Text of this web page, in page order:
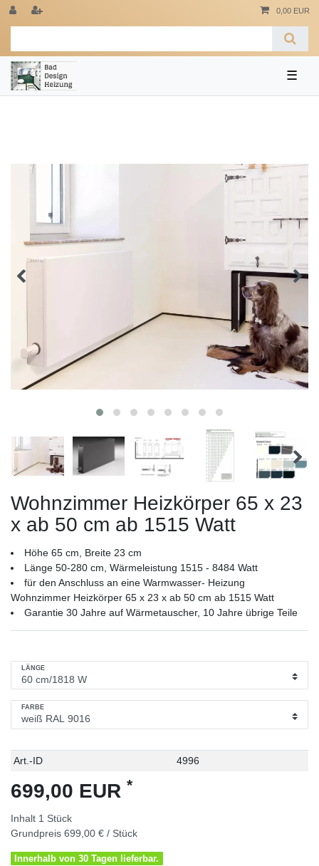
0,00 EUR
☰
Wohnzimmer Heizkörper 65 x 23
x ab 50 cm ab 1515 Watt
Höhe 65 cm, Breite 23 cm
Länge 50-280 cm, Wärmeleistung 1515 - 8484 Watt
für den Anschluss an eine Warmwasser- Heizung
Wohnzimmer Heizkörper 65 x 23 x ab 50 cm ab 1515 Watt
Garantie 30 Jahre auf Wärmetauscher, 10 Jahre übrige Teile
LÄNGE
FARBE
Technisches
Wert
Art.-ID 4996
699,00 EUR *
Inhalt 1 Stück
Grundpreis 699,00 € / Stück
Innerhalb von 30 Tagen lieferbar.